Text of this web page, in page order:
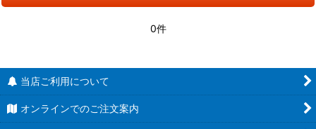
0件
当店ご利用について
オンラインでのご注文案内